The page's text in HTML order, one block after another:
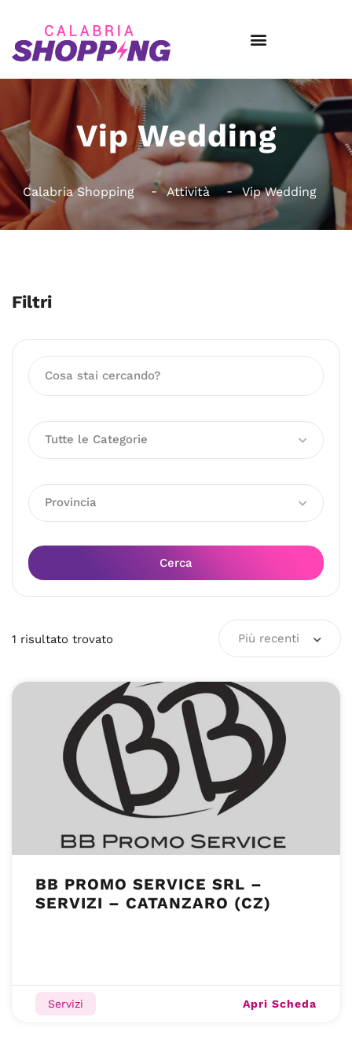
Vip Wedding
Calabria Shopping Attività Vip Wedding
Filtri
Tutte le Categorie
Provincia
Cerca
1 risultato trovato Più recenti
BB PROMO SERVICE SRL –
SERVIZI – CATANZARO (CZ)
Servizi Apri Scheda